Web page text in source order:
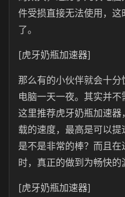
件受损直接无法使用，
了。
[虎牙奶瓶加速器]
那么有的小伙伴就会十
电脑一天一夜。其实并
这里推荐虎牙奶瓶加速
载的速度，最高是可以
是不是非常的棒？而且
时，真正的做到为畅快的
[虎牙奶瓶加速器]